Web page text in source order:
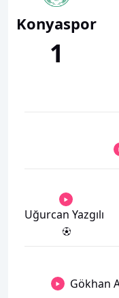
Konyaspor
1
Uğurcan Yazgılı
Gökhan